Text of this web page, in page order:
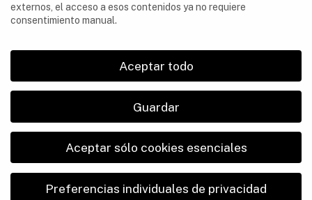
Libia
Marruecos
Reunión
externos, el acceso a esos contenidos ya no requiere
consentimiento manual.
Aceptar todo
Guardar
Aceptar sólo cookies esenciales
Preferencias individuales de privacidad